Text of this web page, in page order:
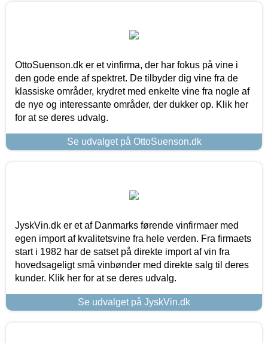
OttoSuenson.dk er et vinfirma, der har fokus på vine i
den gode ende af spektret. De tilbyder dig vine fra de
klassiske områder, krydret med enkelte vine fra nogle af
de nye og interessante områder, der dukker op. Klik her
for at se deres udvalg.
Se udvalget på OttoSuenson.dk
JyskVin.dk er et af Danmarks førende vinfirmaer med
egen import af kvalitetsvine fra hele verden. Fra firmaets
start i 1982 har de satset på direkte import af vin fra
hovedsageligt små vinbønder med direkte salg til deres
kunder. Klik her for at se deres udvalg.
Se udvalget på JyskVin.dk